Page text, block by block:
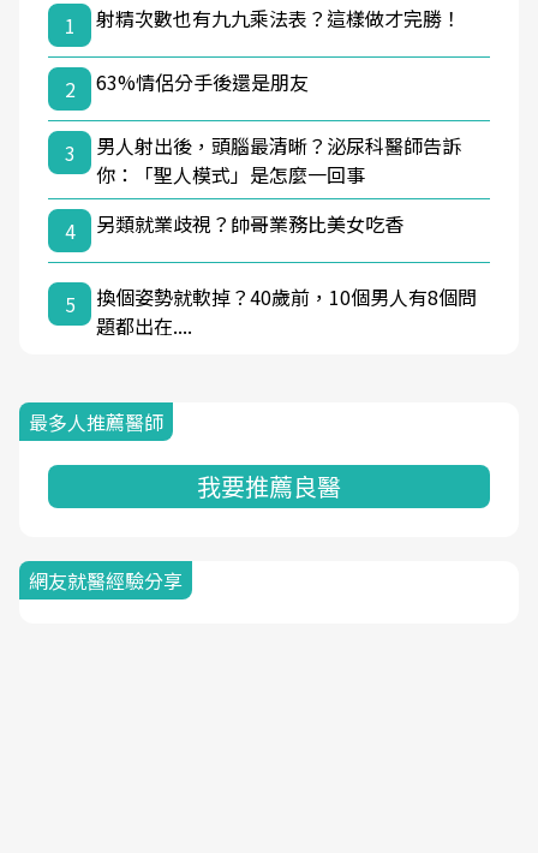
1 射精次數也有九九乘法表？這樣做才完勝！
2 63%情侶分手後還是朋友
3
男人射出後，頭腦最清晰？泌尿科醫師告訴
你：「聖人模式」是怎麼一回事
4
另類就業歧視？帥哥業務比美女吃香
5
換個姿勢就軟掉？40歲前，10個男人有8個問
題都出在....
最多人推薦醫師
我要推薦良醫
網友就醫經驗分享